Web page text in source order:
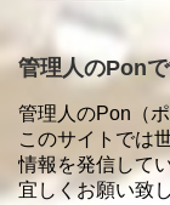
管理人のPon
管理人のPon（
このサイトでは
情報を発信して
宜しくお願い致